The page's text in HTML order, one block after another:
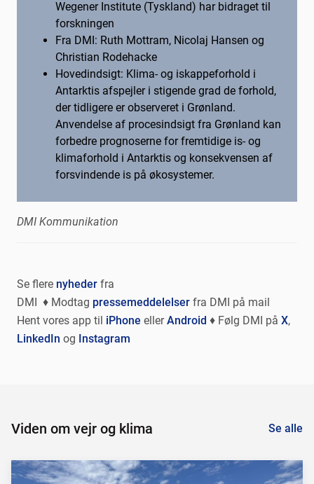
Wegener Institute (Tyskland) har bidraget til
forskningen
Fra DMI: Ruth Mottram, Nicolaj Hansen og
Christian Rodehacke
Hovedindsigt: Klima- og iskappeforhold i
Antarktis afspejler i stigende grad de forhold,
der tidligere er observeret i Grønland.
Anvendelse af procesindsigt fra Grønland kan
forbedre prognoserne for fremtidige is- og
klimaforhold i Antarktis og konsekvensen af
forsvindende is på økosystemer.
DMI Kommunikation
Se flere nyheder fra
DMI ♦ Modtag pressemeddelelser fra DMI på mail
Hent vores app til iPhone ellerAndroid ♦ Følg DMI på X,
LinkedIn og Instagram
Viden om vejr og klima Se alle